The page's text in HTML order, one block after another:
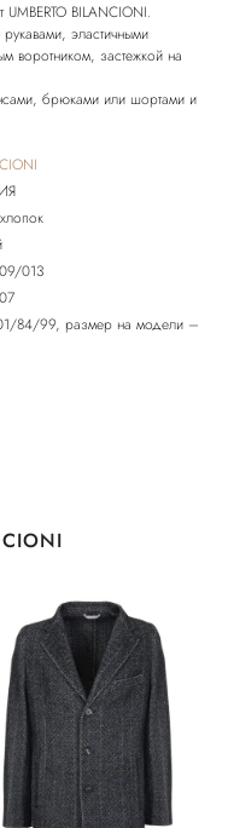
BILANCIONI.
эластичными
воротником, застежкой на
брюками или шортами и
013
84/99, размер на модели –